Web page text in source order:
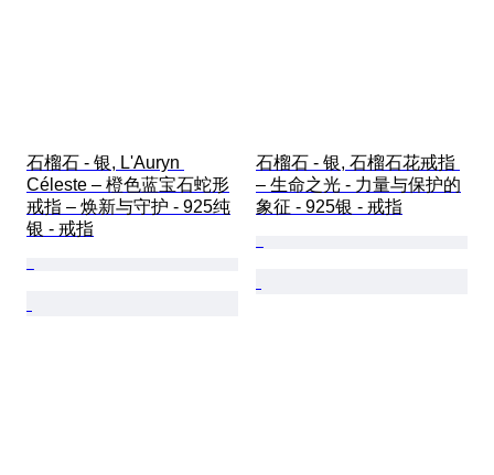
石榴石 - 银, L'Auryn
Céleste – 橙色蓝宝石蛇形
戒指 – 焕新与守护 - 925纯
银 - 戒指
石榴石 - 银, 石榴石花戒指
– 生命之光 - 力量与保护的
象征 - 925银 - 戒指